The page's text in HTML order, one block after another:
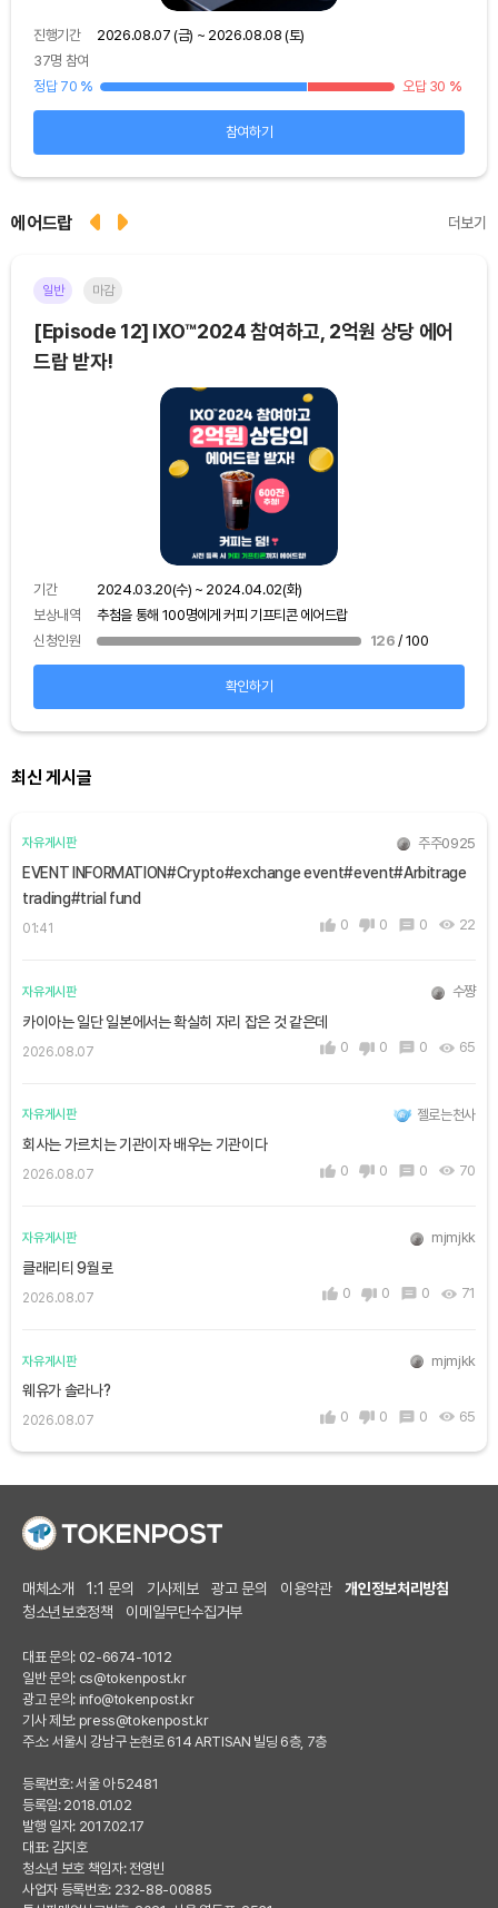
진행기간
2026.08.07 (금) ~ 2026.08.08 (토)
37명 참여
정답 70 % 오답 30 %
참여하기
에어드랍 더보기
일반 마감
[Episode 12] IXO™2024 참여하고, 2억원 상당 에어
드랍 받자!
기간
2024.03.20(수) ~ 2024.04.02(화)
보상내역
추첨을 통해 100명에게 커피 기프티콘 에어드랍
신청인원
126 / 100
확인하기
최신 게시글
자유게시판 주주0925
EVENT INFORMATION#Crypto#exchange event#event#Arbitrage
trading#trial fund
01:41 0 0 0 22
자유게시판 수쨩
카이아는 일단 일본에서는 확실히 자리 잡은 것 같은데
2026.08.07 0 0 0 65
자유게시판 젤로는천사
회사는 가르치는 기관이자 배우는 기관이다
2026.08.07 0 0 0 70
자유게시판 mjmjkk
클래리티 9월로
2026.08.07 0 0 0 71
자유게시판 mjmjkk
웨유가 솔라나?
2026.08.07 0 0 0 65
매체소개 1:1 문의 기사제보 광고 문의 이용약관
개인정보처리방침
청소년보호정책
이메일무단수집거부
대표 문의: 02-6674-1012
일반 문의: cs@tokenpost.kr
광고 문의: info@tokenpost.kr
기사 제보: press@tokenpost.kr
주소: 서울시 강남구 논현로 614 ARTISAN 빌딩 6층, 7층
등록번호: 서울 아 52481
등록일: 2018.01.02
발행 일자: 2017.02.17
대표: 김지호
청소년 보호 책임자: 전영빈
사업자 등록번호: 232-88-00885